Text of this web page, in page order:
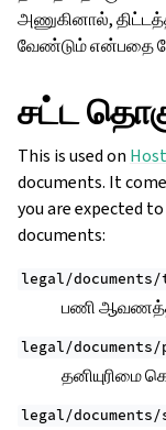
அணுகினால்,
வேண்டும் என்பதை
சட்ட
This is used on
documents. It
you are expected
documents:
legal/
பணி
legal/
legal/documents/